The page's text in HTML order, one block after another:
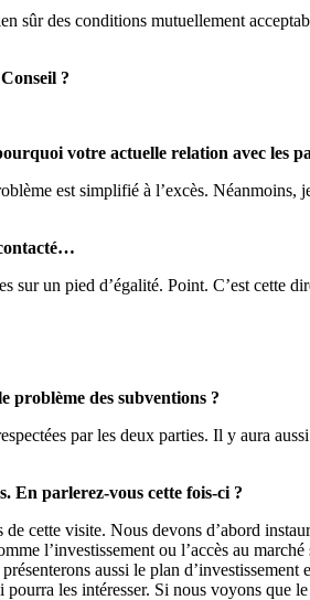
sûr des conditions mutuellement
?
votre actuelle relation avec les
est simplifié à l’excès.
sur un pied d’égalité. Point. C’est cette
problème des subventions ?
par les deux parties. Il y aura
En parlerez-vous cette fois-ci ?
cette visite. Nous devons d’abord
l’investissement ou l’accès au
aussi le plan
les intéresser. Si nous voyons